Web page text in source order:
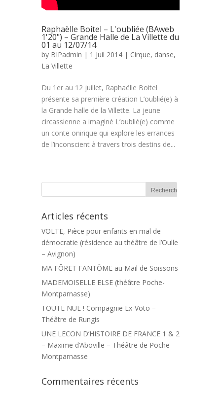
Raphaëlle Boitel – L'oubliée (BAweb
1'20") – Grande Halle de La Villette du
01 au 12/07/14
by BIPadmin | 1 Juil 2014 | Cirque, danse,
La Villette
Du 1er au 12 juillet, Raphaëlle Boitel
présente sa première création L’oublié(e) à
la Grande halle de la Villette. La jeune
circassienne a imaginé L’oublié(e) comme
un conte onirique qui explore les errances
de l’inconscient à travers trois destins de...
Articles récents
VOLTE, Pièce pour enfants en mal de
démocratie (résidence au théâtre de l’Oulle
– Avignon)
MA FÔRET FANTÔME au Mail de Soissons
MADEMOISELLE ELSE (théâtre Poche-
Montparnasse)
TOUTE NUE ! Compagnie Ex-Voto –
Théâtre de Rungis
UNE LECON D’HISTOIRE DE FRANCE 1 & 2
– Maxime d’Aboville – Théâtre de Poche
Montparnasse
Commentaires récents